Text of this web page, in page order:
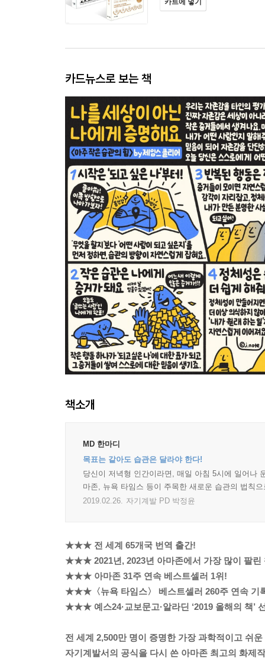
카트에 넣기
카드뉴스로 보는 책
책소개
MD 한마디
목표는 같아도 습관은 달라야 한다!
당신이 저녁형 인간이라면, 매일 아침 5시에 일어나
마존, 뉴욕 타임스 등이 주목한 새로운 습관의 법칙
2019.02.26. 자기계발 PD 박정윤
★★★ 전 세계 65개국 번역 출간!
★★★ 2021년, 2023년 아마존에서 가장 많이 팔린
★★★ 아마존 31주 연속 베스트셀러 1위!
★★★〈뉴욕 타임스〉 베스트셀러 260주 연속 기
★★★ 예스24·교보문고·알라딘 ‘2019 올해의 책’
전 세계 2,500만 명이 증명한 가장 과학적이고 쉬
자기계발서의 공식을 다시 쓴 아마존 최고의 화제